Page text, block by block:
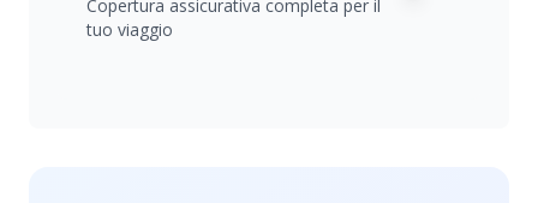
Copertura assicurativa completa per il
tuo viaggio